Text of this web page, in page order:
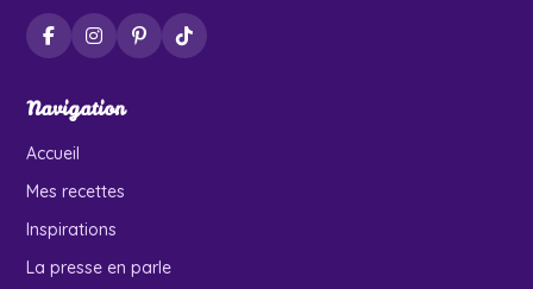
Navigation
Accueil
Mes recettes
Inspirations
La presse en parle